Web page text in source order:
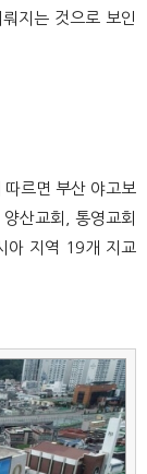
지는 것으로 보인
따르면 부산 야고보
산교회, 통영교회
아 지역 19개 지교